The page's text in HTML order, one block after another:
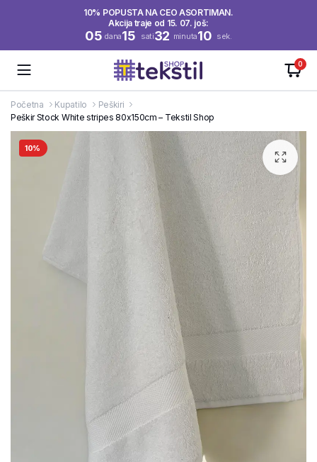
10% POPUSTA NA CEO ASORTIMAN.
Akcija traje od 15. 07. još:
05 dana15 sati32 minuta10 sek.
0
Početna Kupatilo
Peškiri
Peškir Stock White stripes 80x150cm – Tekstil Shop
10%